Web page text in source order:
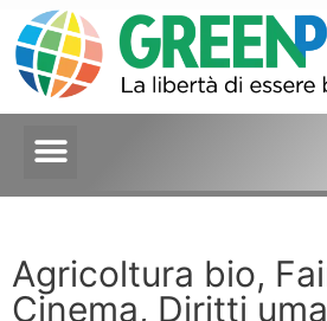
Agricoltura bio,
Cinema, Diritti